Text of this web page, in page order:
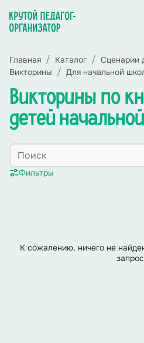
Главная Каталог
Сценарии
Викторины
Для начальной
Викторины по
детей
Фильтры
К сожалению, ничего не